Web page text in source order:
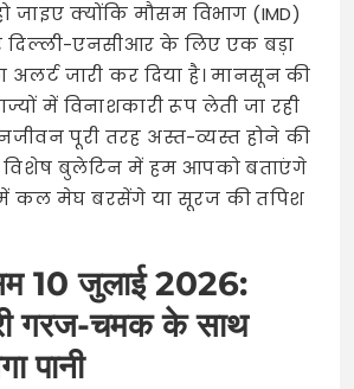
जाइए क्योंकि मौसम विभाग (IMD)
दिल्ली-एनसीआर के लिए एक बड़ा
जारी कर दिया है। मानसून की
में विनाशकारी रूप लेती जा रही
पूरी तरह अस्त-व्यस्त होने की
विशेष बुलेटिन में हम आपको बताएंगे
कल मेघ बरसेंगे या सूरज की तपिश
10 जुलाई 2026:
गरज-चमक के साथ
पानी